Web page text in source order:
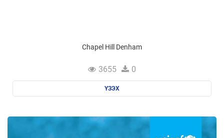
Chapel Hill Denham
3655 0
ҮЗЭХ